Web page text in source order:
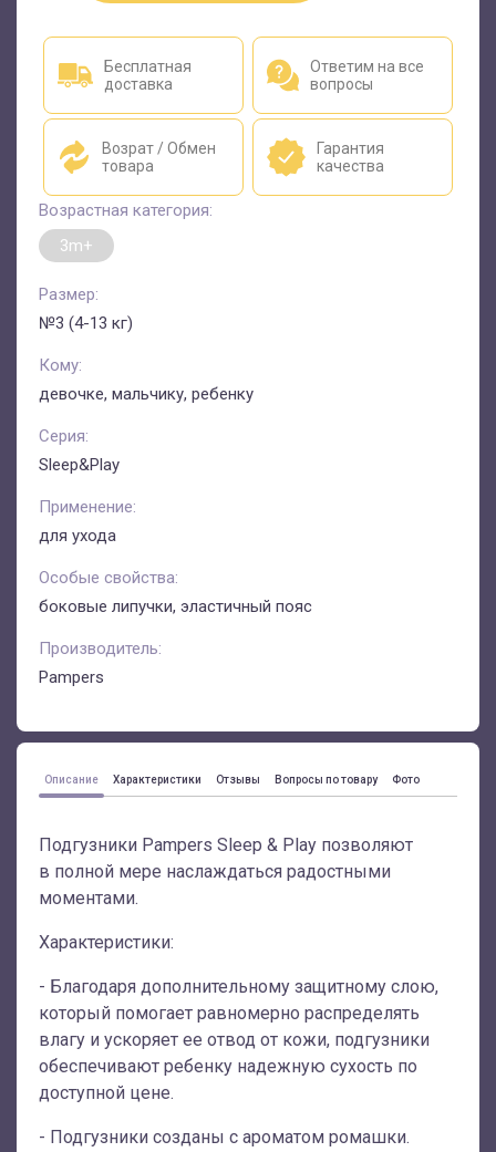
Бесплатная
доставка
Ответим на все
вопросы
Возрат / Обмен
товара
Гарантия
качества
Возрастная категория:
3m+
Размер:
№3 (4-13 кг)
Кому:
девочке, мальчику, ребенку
Серия:
Sleep&Play
Применение:
для ухода
Особые свойства:
боковые липучки, эластичный пояс
Производитель:
Pampers
Описание Характеристики Отзывы Вопросы по товару Фото
Подгузники Pampers Sleep & Play позволяют
в полной мере наслаждаться радостными
моментами.
Характеристики:
- Благодаря дополнительному защитному слою,
который помогает равномерно распределять
влагу и ускоряет ее отвод от кожи, подгузники
обеспечивают ребенку надежную сухость по
доступной цене.
- Подгузники созданы с ароматом ромашки.